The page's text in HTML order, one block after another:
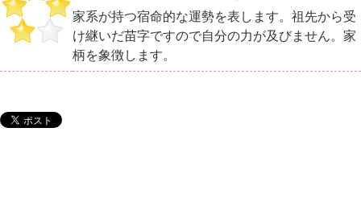
家系が持つ宿命的な運勢を表します。祖先から受
け継いだ苗字ですので自分の力が及びません。家
柄を象徴します。